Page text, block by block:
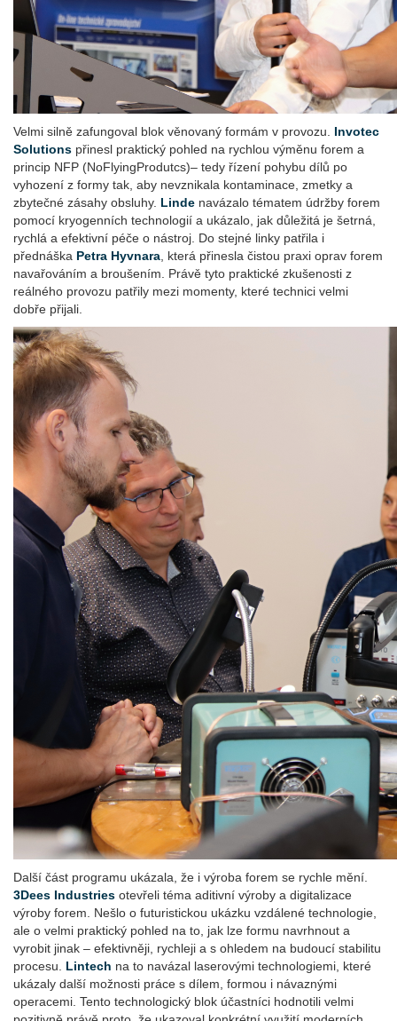
Velmi silně zafungoval blok věnovaný formám v provozu. Invotec
Solutions přinesl praktický pohled na rychlou výměnu forem a
princip NFP (NoFlyingProdutcs)– tedy řízení pohybu dílů po
vyhození z formy tak, aby nevznikala kontaminace, zmetky a
zbytečné zásahy obsluhy. Linde navázalo tématem údržby forem
pomocí kryogenních technologií a ukázalo, jak důležitá je šetrná,
rychlá a efektivní péče o nástroj. Do stejné linky patřila i
přednáška Petra Hyvnara , která přinesla čistou praxi oprav forem
navařováním a broušením. Právě tyto praktické zkušenosti z
reálného provozu patřily mezi momenty, které technici velmi
dobře přijali.
Další část programu ukázala, že i výroba forem se rychle mění.
3Dees Industries otevřeli téma aditivní výroby a digitalizace
výroby forem. Nešlo o futuristickou ukázku vzdálené technologie,
ale o velmi praktický pohled na to, jak lze formu navrhnout a
vyrobit jinak – efektivněji, rychleji a s ohledem na budoucí stabilitu
procesu. Lintech na to navázal laserovými technologiemi, které
ukázaly další možnosti práce s dílem, formou i návaznými
operacemi. Tento technologický blok účastníci hodnotili velmi